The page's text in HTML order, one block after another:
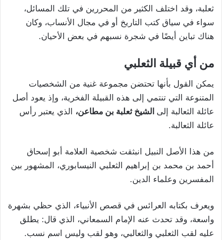
ثعلبة، وقد اختلف الكثير من المحررين في تلك المسائل،
سواء في سياق كتب التاريخ أو في مجال الأنساب، وكان
هناك تباين أيضًا في شجرة نسبهم في بعض الأحيان.
من أي قبيلة الثعلبي
يمكن القول بأنها تحتضن مجموعة غنية من الشخصيات
المتنوعة التي تنتمي إلى هذه القبيلة الفخرية، وإذ يعود أصل
عائلة الثعالبة إلى الشيخ ثعلبة بن مطاعن، الذي يعتبر رأس
عائلة الثعالبة.
من هذا الأصل النبيل انبثقت شخصية العلامة أبو إسحاق
أحمد بن محمد بن إبراهيم الثعلبي النيسابوري، المشهور بين
المفسرين وعلماء الدين.
ويعرف بكتابه العرائس في قصص الأنبياء، الذي حظي بشهرة
واسعة، وقد تحدث عنه الإمام السمعاني، الذي قال: يطلق
عليه لقب الثعلبي والثعالبي، وهو لقب وليس اسم نسب.